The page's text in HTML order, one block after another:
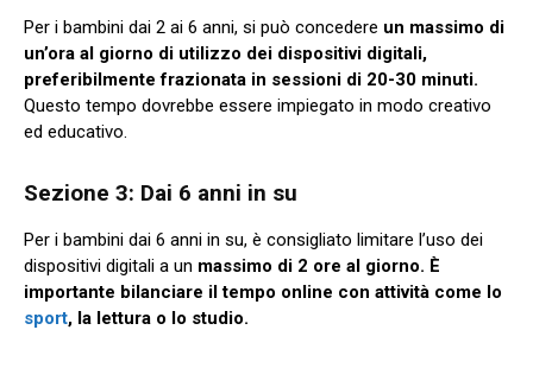
Per i bambini dai 2 ai 6 anni, si può concedere un massimo di
un’ora al giorno di utilizzo dei dispositivi digitali,
preferibilmente frazionata in sessioni di 20-30 minuti.
Questo tempo dovrebbe essere impiegato in modo creativo
ed educativo.
Sezione 3: Dai 6 anni in su
Per i bambini dai 6 anni in su, è consigliato limitare l’uso dei
dispositivi digitali a un massimo di 2 ore al giorno. È
importante bilanciare il tempo online con attività come lo
sport, la lettura o lo studio.